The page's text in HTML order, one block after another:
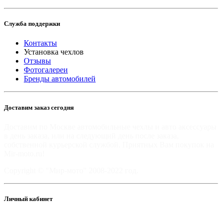
Служба поддержки
Контакты
Установка чехлов
Отзывы
Фотогалереи
Бренды автомобилей
Доставим заказ сегодня
Личный кабинет